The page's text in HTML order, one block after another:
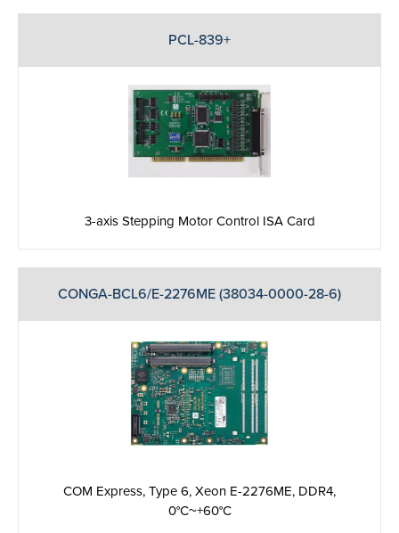
PCL-839+
3-axis Stepping Motor Control ISA Card
CONGA-BCL6/E-2276ME (38034-0000-28-6)
COM Express, Type 6, Xeon E-2276ME, DDR4,
0°C~+60°C